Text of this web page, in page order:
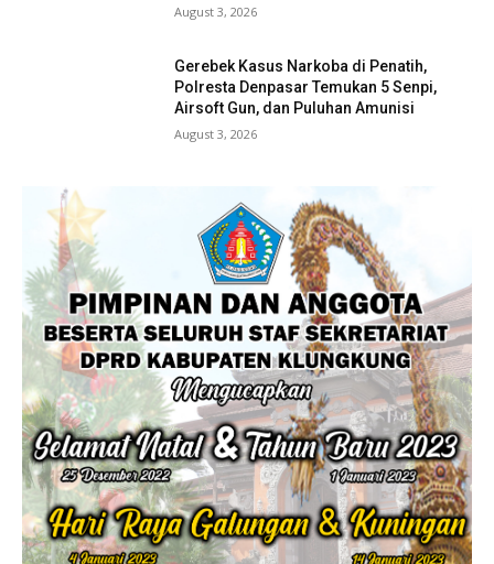
August 3, 2026
Gerebek Kasus Narkoba di Penatih,
Polresta Denpasar Temukan 5 Senpi,
Airsoft Gun, dan Puluhan Amunisi
August 3, 2026